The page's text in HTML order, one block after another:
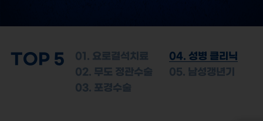
TOP 5
01. 요로결석치료
02. 무도 정관수술
03. 포경수술
04. 성병 클리닉
05. 남성갱년기